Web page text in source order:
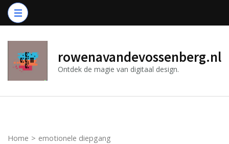
Ga
naar
(druk
Enter)
rowenavandevossenberg.nl
Ontdek de magie van digitaal design.
Home > emotionele diepgang